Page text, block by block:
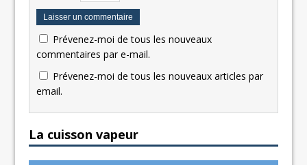
Prévenez-moi de tous les nouveaux
commentaires par e-mail.
Prévenez-moi de tous les nouveaux articles par
email.
La cuisson vapeur